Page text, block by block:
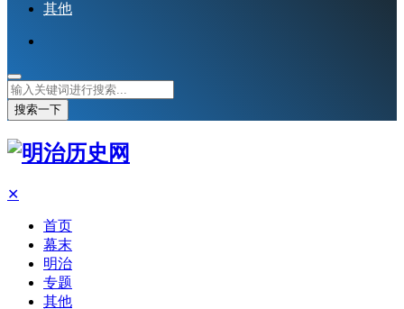
其他
搜索一下
✕
首页
幕末
明治
专题
其他